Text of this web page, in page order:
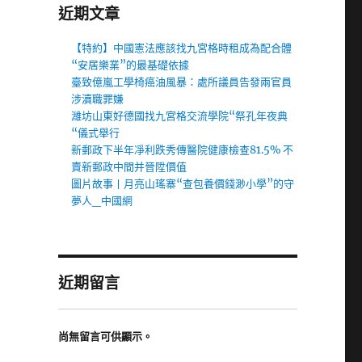
近期文章
【特約】中國憲法應該找九宮格時租成為配合體
“安居樂業”的最基礎依據
臺致億嵐工學椅癌油風暴：處所議員告發兩官員
涉瀆職罪嫌
濰坊山東好德國找九宮格交流學院“祭孔年夜典
“儀式舉行
新郵政下半年凈利跌秀傳醫院健康檢查81.5% 不
賣新郵政中間并晉陞價值
圖片故事丨月亮山瑤寨“查包養價錢渺小學”的守
夢人_中國網
近期留言
尚無留言可供顯示。